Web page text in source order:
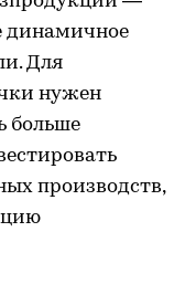
динамичное
Для
нужен
больше
производств,